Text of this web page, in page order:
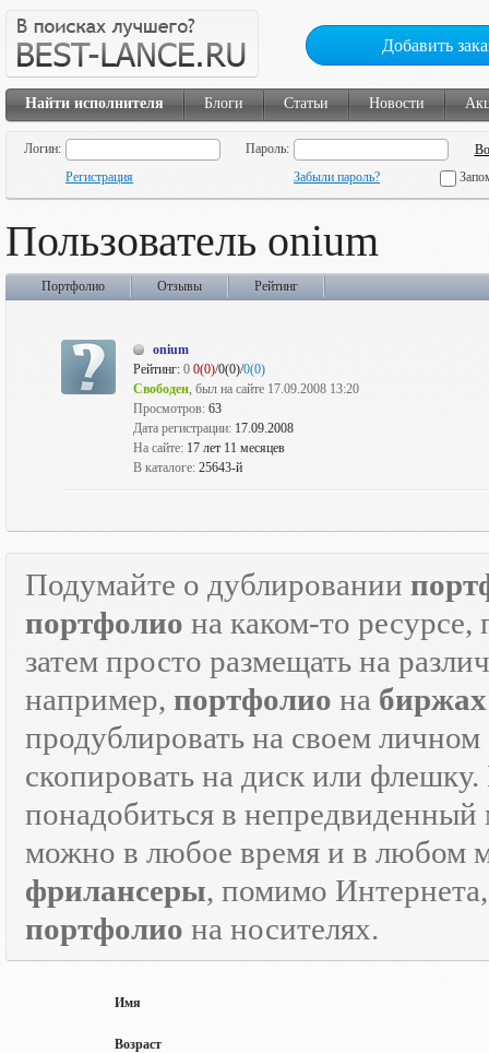
Добавить
Найти исполнителя Блоги Статьи Новости
Логин:
Пароль:
Регистрация
Забыли пароль?
Пользователь onium
Портфолио Отзывы Рейтинг
onium
Рейтинг: 0 0(0)/0(0)/0(0)
Свободен, был на сайте 17.09.2008 13:20
Просмотров: 63
Дата регистрации: 17.09.2008
На сайте: 17 лет 11 месяцев
В каталоге: 25643-й
Подумайте о дублировании
портфолио на каком-то ресурсе,
затем просто размещать на
например, портфолио на
продублировать на своем
скопировать на диск или
понадобиться в непредвиденный
можно в любое время и в любом
фрилансеры, помимо
портфолио на носителях.
Имя
Возраст